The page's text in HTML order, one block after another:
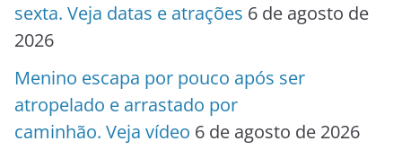
sexta. Veja datas e atrações 6 de agosto de
2026
Menino escapa por pouco após ser
atropelado e arrastado por
caminhão. Veja vídeo 6 de agosto de 2026